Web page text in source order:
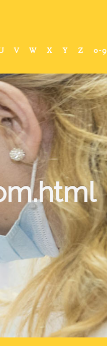
V W X Y Z 0-9